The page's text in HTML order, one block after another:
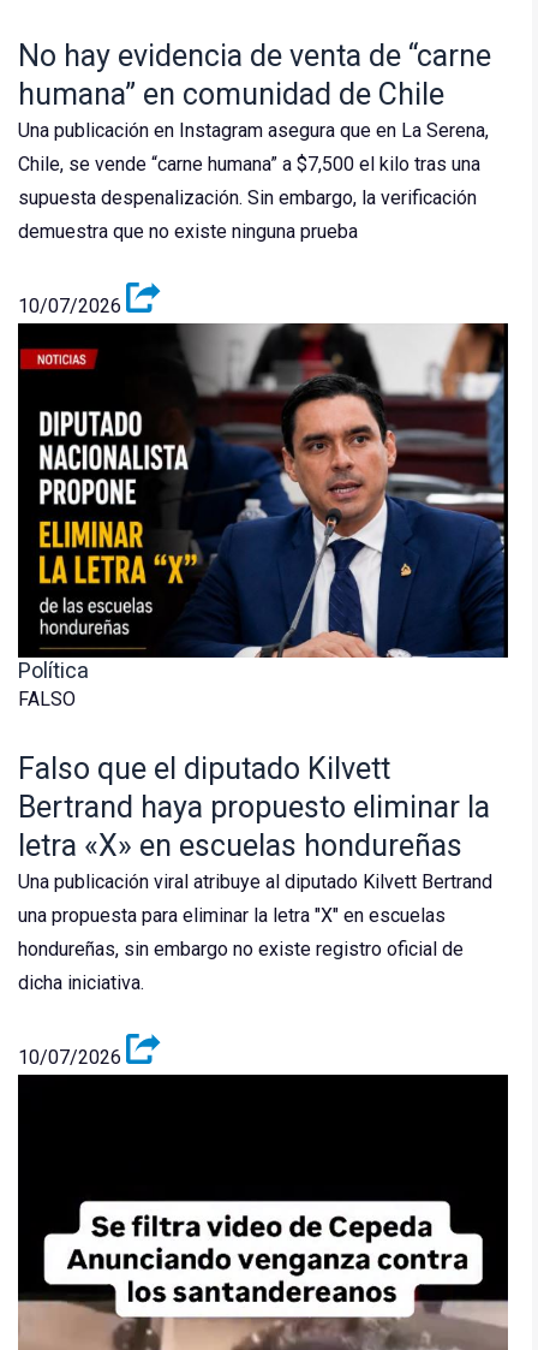
No hay evidencia de venta de “carne
humana” en comunidad de Chile
Una publicación en Instagram asegura que en La Serena,
Chile, se vende “carne humana” a $7,500 el kilo tras una
supuesta despenalización. Sin embargo, la verificación
demuestra que no existe ninguna prueba
10/07/2026
Política
FALSO
Falso que el diputado Kilvett
Bertrand haya propuesto eliminar la
letra «X» en escuelas hondureñas
Una publicación viral atribuye al diputado Kilvett Bertrand
una propuesta para eliminar la letra "X" en escuelas
hondureñas, sin embargo no existe registro oficial de
dicha iniciativa.
10/07/2026